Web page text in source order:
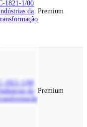
1821-1/00
da Premium
C-1821-1/00
Indústrias da Premium